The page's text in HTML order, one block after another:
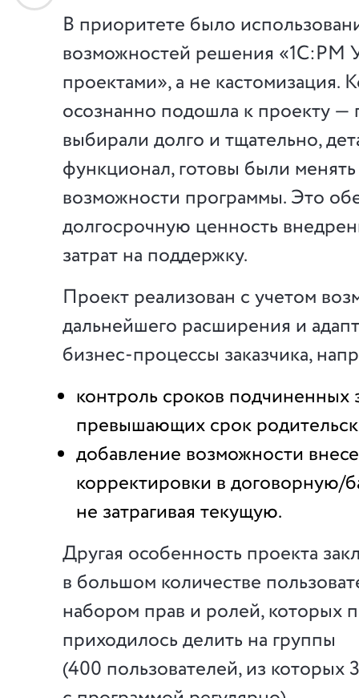
В приоритете было
возможностей решения «1С:РМ
проектами», а не кастомизация.
осознанно подошла к проекту —
выбирали долго и тщательно,
функционал, готовы были
возможности программы. Это
долгосрочную ценность
затрат на поддержку.
Проект реализован с учетом
дальнейшего расширения и
бизнес-процессы заказчика,
контроль сроков подчиненных
превышающих срок
добавление возможности
корректировки в договорную/
не затрагивая текущую.
Другая особенность проекта
в большом количестве
набором прав и ролей, которых
приходилось делить на группы
(400 пользователей, из которых